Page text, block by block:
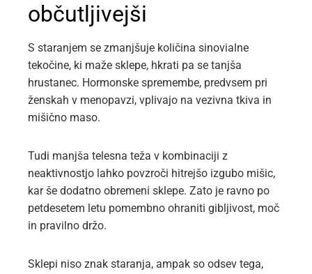
občutljivejši
S staranjem se zmanjšuje količina sinovialne
tekočine, ki maže sklepe, hkrati pa se tanjša
hrustanec. Hormonske spremembe, predvsem pri
ženskah v menopavzi, vplivajo na vezivna tkiva in
mišično maso.
Tudi manjša telesna teža v kombinaciji z
neaktivnostjo lahko povzroči hitrejšo izgubo mišic,
kar še dodatno obremeni sklepe. Zato je ravno po
petdesetem letu pomembno ohraniti gibljivost, moč
in pravilno držo.
Sklepi niso znak staranja, ampak so odsev tega,